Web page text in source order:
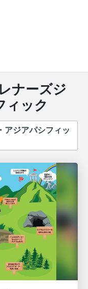
ナーズジ
ィック
アジアパシフィッ